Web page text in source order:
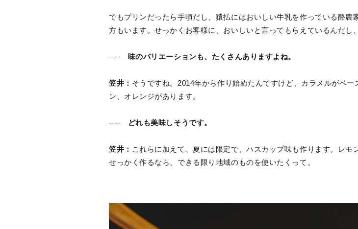
でもプリンだったら手頃だし、猿払にはおいしい牛乳を作っている酪
方もいます。せっかくお客様に、おいしいと言ってもらえているんだし
── 味のバリエーションも、たくさんありますよね。
笠井： そうですね。2014年から作り始めたんですけど、カラメルがベ
ン、オレンジがあります。
── どれも美味しそうです。
笠井： これらに加えて、夏には限定で、ハスカップ味も作ります。レモ
せっかく作るなら、できる限り地域のものを使いたくって。